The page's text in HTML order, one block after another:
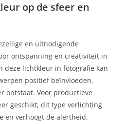
op de sfeer en
en uitnodigende
ontspanning en creativiteit in
deze lichtkleur in fotografie kan
positief beïnvloeden,
ontstaat. Voor productieve
geschikt; dit type verlichting
en verhoogt de alertheid.